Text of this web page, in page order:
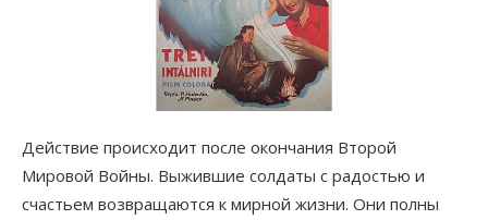
Действие происходит после окончания Второй
Мировой Войны. Выжившие солдаты с радостью и
счастьем возвращаются к мирной жизни. Они полны